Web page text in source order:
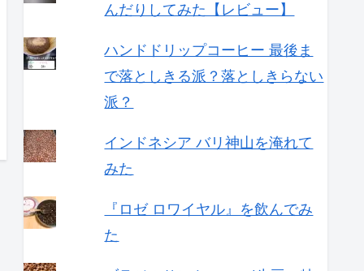
んだりしてみた【レビュー】
ハンドドリップコーヒー 最後ま
で落としきる派？落としきらない
派？
インドネシア バリ神山を淹れて
みた
『ロゼ ロワイヤル』を飲んでみ
た